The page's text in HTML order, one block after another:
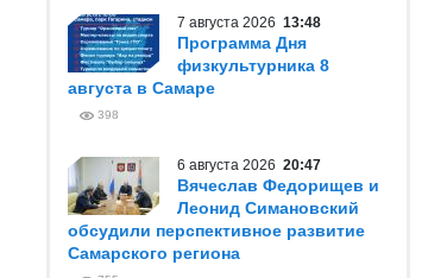
7 августа 2026 13:48
Программа Дня
физкультурника 8
августа в Самаре
398
6 августа 2026 20:47
Вячеслав Федорищев и
Леонид Симановский
обсудили перспективное развитие
Самарского региона